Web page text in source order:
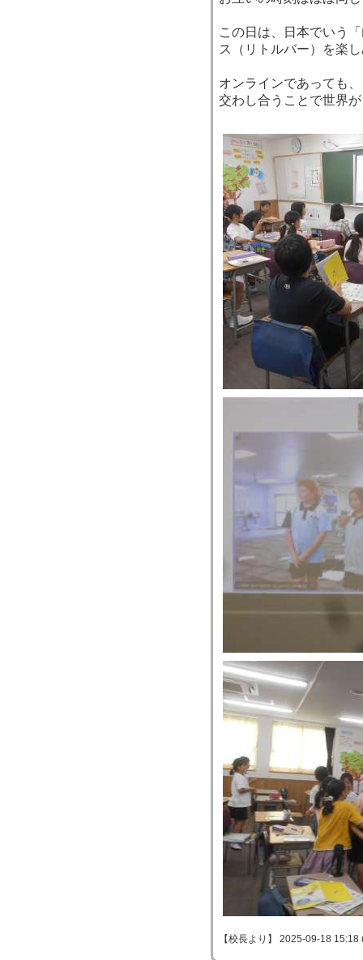
この日は、日本でいう
ス（リトルバー）を楽
オンラインであっても
交わし合うことで世界
【校長より】 2025-09-18 15:18